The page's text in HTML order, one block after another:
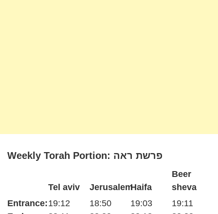
Weekly Torah Portion: פרשת ראה
Entrance:
Tel aviv
19:12
Jerusalem
18:50
Haifa
19:03
Beer
sheva
19:11